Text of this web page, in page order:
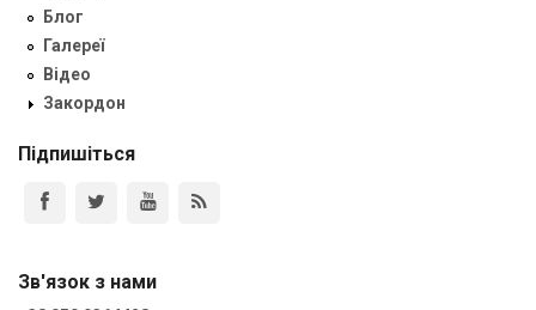
Блог
Галереї
Відео
Закордон
Підпишіться
Зв'язок з нами